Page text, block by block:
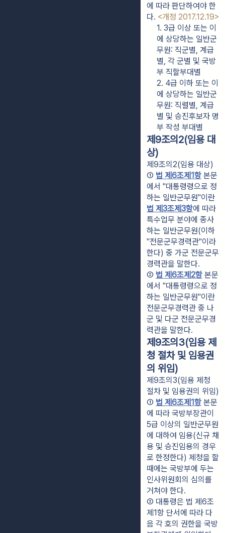
에 따라 판단하여야 한
다. <개정 2017.12.19>
1. 3급 이상 또는 이
에 상당하는 일반군
무원: 직군별, 계급
별, 각 군별 및 국방
부 직할부대별
2. 4급 이하 또는 이
에 상당하는 일반군
무원: 직렬별, 계급
별 및 승진후보자 명
부 작성 부대별
제9조의2(임용 대
상)
제9조의2(임용 대상)
① 법 제6조제1항 본문
에서 "대통령령으로 정
법 제3조제3항에 따라
특수업무 분야에 종사
하는 일반군무원(이하
"전문군무경력관"이라
한다) 중 가군 전문군무
경력관을 말한다.
② 법 제6조제2항 본문
에서 "대통령령으로 정
하는 일반군무원"이란
전문군무경력관 중 나
군 및 다군 전문군무경
력관을 말한다.
제9조의3(임용 제
청 절차 및 임용권
의 위임)
제9조의3(임용 제청
절차 및 임용권의 위임)
① 법 제6조제1항 본문
에 따라 국방부장관이
5급 이상의 일반군무원
에 대하여 임용(신규 채
용 및 승진임용의 경우
로 한정한다) 제청을 할
때에는 국방부에 두는
인사위원회의 심의를
거쳐야 한다.
② 대통령은 법 제6조
제1항 단서에 따라 다
음 각 호의 권한을 국방